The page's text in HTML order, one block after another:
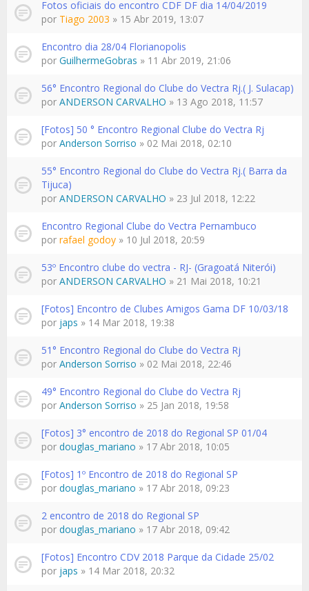
Fotos oficiais do encontro CDF DF dia 14/04/2019
por Tiago 2003 » 15 Abr 2019, 13:07
Encontro dia 28/04 Florianopolis
por GuilhermeGobras » 11 Abr 2019, 21:06
56° Encontro Regional do Clube do Vectra Rj.( J. Sulacap)
por ANDERSON CARVALHO » 13 Ago 2018, 11:57
[Fotos] 50 ° Encontro Regional Clube do Vectra Rj
por Anderson Sorriso » 02 Mai 2018, 02:10
55° Encontro Regional do Clube do Vectra Rj.( Barra da
Tijuca)
por ANDERSON CARVALHO » 23 Jul 2018, 12:22
Encontro Regional Clube do Vectra Pernambuco
por rafael godoy » 10 Jul 2018, 20:59
53º Encontro clube do vectra - RJ- (Gragoatá Niterói)
por ANDERSON CARVALHO » 21 Mai 2018, 10:21
[Fotos] Encontro de Clubes Amigos Gama DF 10/03/18
por japs » 14 Mar 2018, 19:38
51° Encontro Regional do Clube do Vectra Rj
por Anderson Sorriso » 02 Mai 2018, 22:46
49° Encontro Regional do Clube do Vectra Rj
por Anderson Sorriso » 25 Jan 2018, 19:58
[Fotos] 3° encontro de 2018 do Regional SP 01/04
por douglas_mariano » 17 Abr 2018, 10:05
[Fotos] 1º Encontro de 2018 do Regional SP
por douglas_mariano » 17 Abr 2018, 09:23
2 encontro de 2018 do Regional SP
por douglas_mariano » 17 Abr 2018, 09:42
[Fotos] Encontro CDV 2018 Parque da Cidade 25/02
por japs » 14 Mar 2018, 20:32